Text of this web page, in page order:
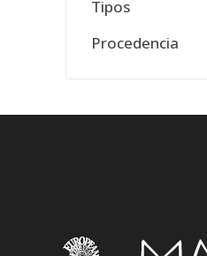
Tipos
Procedencia